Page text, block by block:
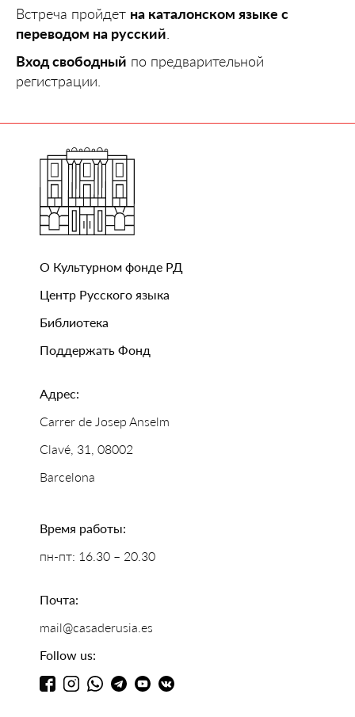
Встреча пройдет на каталонском языке с
переводом на русский
Вход свободный по предварительной
регистрации.
О Культурном фонде РД
Центр Русского языка
Библиотека
Поддержать Фонд
Адрес:
Carrer de Josep Anselm
Clavé, 31, 08002
Barcelona
Время работы:
пн-пт: 16.30 – 20.30
Почта:
mail@casaderusia.es
Follow us: